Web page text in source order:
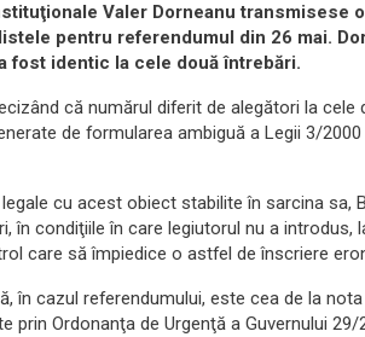
Valer Dorneanu transmisese
pentru referendumul din 26 mai.
fost identic la cele două întrebări.
că numărul diferit de alegători la cele
de formularea ambiguă a Legii 3/
cu acest obiect stabilite în sarcina sa,
în condiţiile în care legiutorul nu a introdus,
care să împiedice o astfel de înscriere
în cazul referendumului, este cea de la
Ordonanţa de Urgenţă a Guvernului